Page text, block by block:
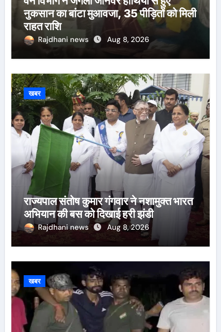
नुकसान का बांटा मुआवजा, 35 पीड़ितों को मिली
राहत राशि
Rajdhani news Aug 8, 2026
खबर
राज्यपाल संतोष कुमार गंगवार ने नशामुक्त भारत
अभियान की बस को दिखाई हरी झंडी
Rajdhani news Aug 8, 2026
खबर